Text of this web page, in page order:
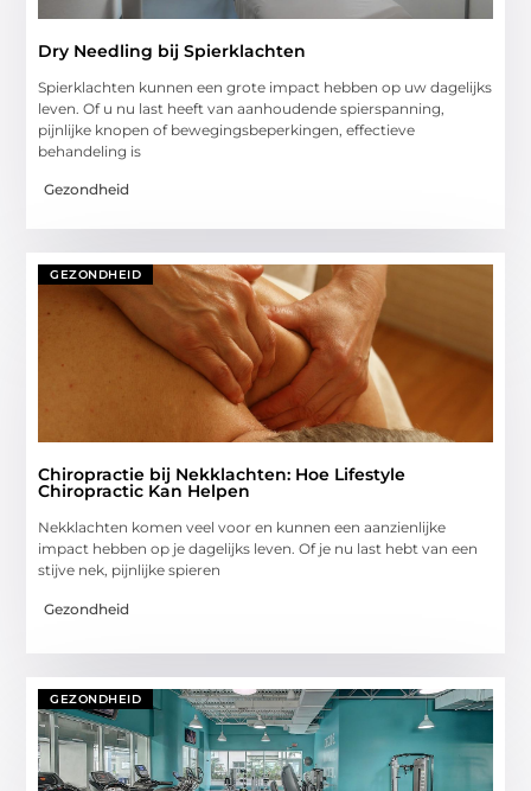
Dry Needling bij Spierklachten
Spierklachten kunnen een grote impact hebben op uw dagelijks
leven. Of u nu last heeft van aanhoudende spierspanning,
pijnlijke knopen of bewegingsbeperkingen, effectieve
behandeling is
Gezondheid
GEZONDHEID
Chiropractie bij Nekklachten: Hoe Lifestyle
Chiropractic Kan Helpen
Nekklachten komen veel voor en kunnen een aanzienlijke
impact hebben op je dagelijks leven. Of je nu last hebt van een
stijve nek, pijnlijke spieren
Gezondheid
GEZONDHEID